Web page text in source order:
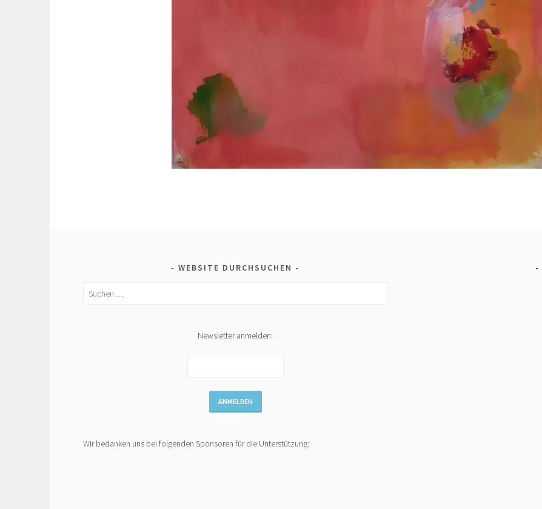
WEBSITE DURCHSUCHEN
Suchen
Newsletter anmelden:
Wir bedanken uns bei folgenden Sponsoren für die Unterstützung: